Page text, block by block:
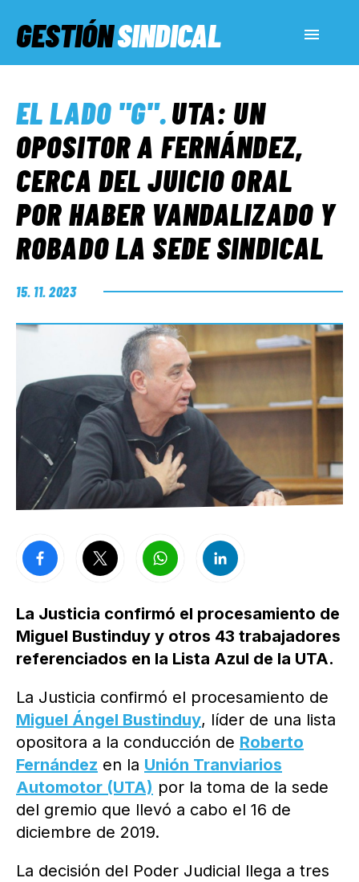
GESTIÓNSINDICAL
SERVICIOS SOCIALES
INFORMES ESPECIALES
FUERA DE MEGÁFONO
EL LADO «G»
EL LADO "G".UTA: UN
OPOSITOR A FERNÁNDEZ,
CERCA DEL JUICIO ORAL
POR HABER VANDALIZADO Y
ROBADO LA SEDE SINDICAL
15. 11. 2023
La Justicia confirmó el procesamiento de
Miguel Bustinduy y otros 43 trabajadores
referenciados en la Lista Azul de la UTA.
La Justicia confirmó el procesamiento de
Miguel Ángel Bustinduy, líder de una lista
opositora a la conducción de Roberto
Fernández en la Unión Tranviarios
Automotor (UTA) por la toma de la sede
del gremio que llevó a cabo el 16 de
diciembre de 2019.
La decisión del Poder Judicial llega a tres